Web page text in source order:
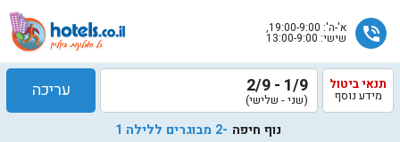
phone_in_talk א'-ה': 19:00-9:00,
שישי: 13:00-9:00
תנאי ביטול
מידע נוסף 1/9 - 2/9
(שני - שלישי) עריכה
נוף חיפה -2 מבוגרים ללילה 1